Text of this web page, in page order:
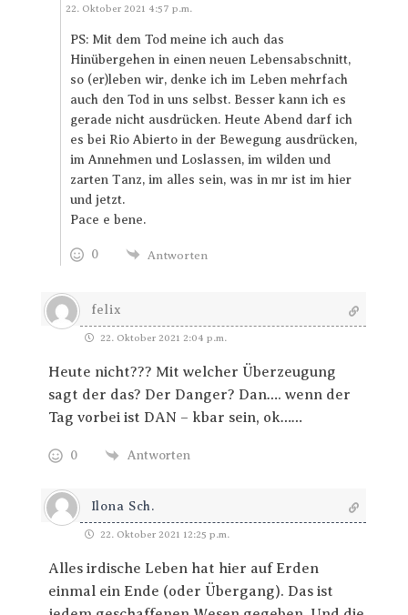
Antworten
22. Oktober 2021 4:57 p.m.
PS: Mit dem Tod meine ich auch das
Hinübergehen in einen neuen Lebensabschnitt,
so (er)leben wir, denke ich im Leben mehrfach
auch den Tod in uns selbst. Besser kann ich es
gerade nicht ausdrücken. Heute Abend darf ich
es bei Rio Abierto in der Bewegung ausdrücken,
im Annehmen und Loslassen, im wilden und
zarten Tanz, im alles sein, was in mr ist im hier
und jetzt.
Pace e bene.
0 Antworten
felix
22. Oktober 2021 2:04 p.m.
Heute nicht??? Mit welcher Überzeugung
sagt der das? Der Danger? Dan…. wenn der
Tag vorbei ist DAN – kbar sein, ok……
0 Antworten
Ilona Sch.
22. Oktober 2021 12:25 p.m.
Alles irdische Leben hat hier auf Erden
einmal ein Ende (oder Übergang). Das ist